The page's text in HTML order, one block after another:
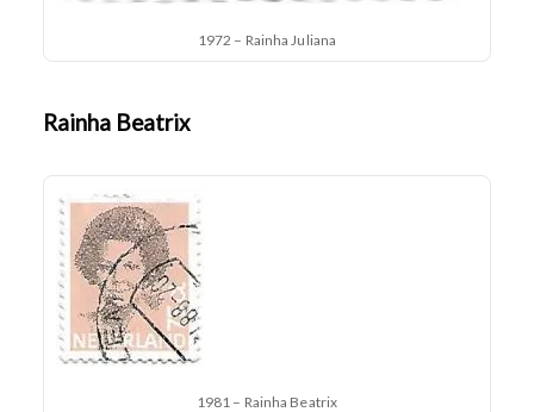
1972 – Rainha Juliana
Rainha Beatrix
1981 – Rainha Beatrix